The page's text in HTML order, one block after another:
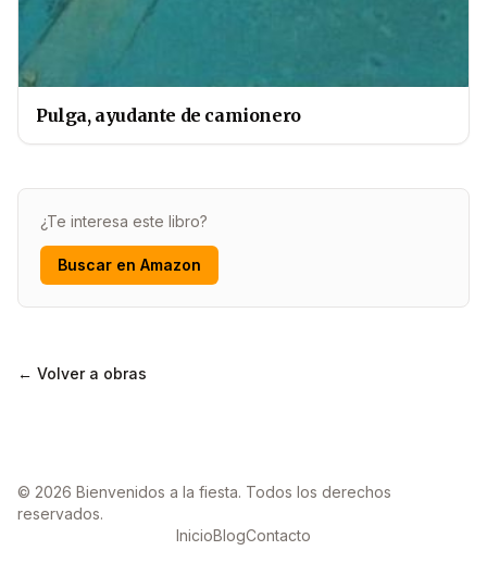
Pulga, ayudante de camionero
¿Te interesa este libro?
Buscar en Amazon
← Volver a obras
© 2026 Bienvenidos a la fiesta. Todos los derechos
reservados.
InicioBlogContacto